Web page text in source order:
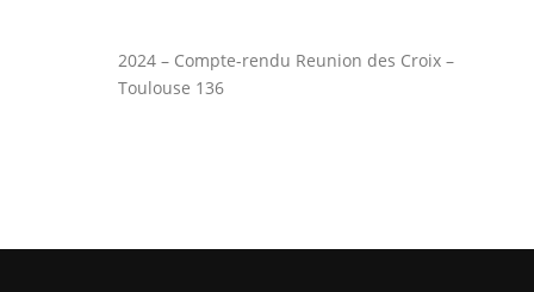
2024 – Compte-rendu Reunion des Croix –
Toulouse 136